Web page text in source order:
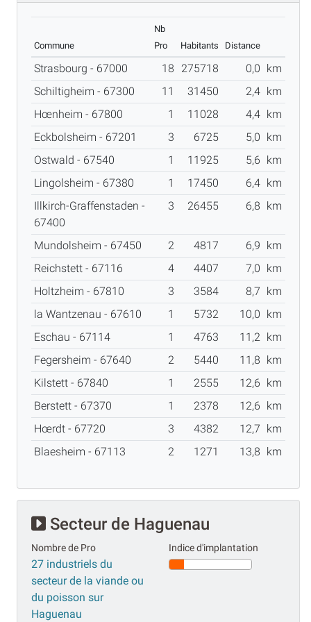
Commune
Nb
Pro
Habitants Distance
Strasbourg - 67000 18 275718 0,0 km
Schiltigheim - 67300
11 31450 2,4 km
Hœnheim - 67800
1 11028 4,4 km
Eckbolsheim - 67201
3 6725 5,0 km
Ostwald - 67540
1 11925 5,6 km
Lingolsheim - 67380
1 17450 6,4 km
Illkirch-Graffenstaden -
67400
3 26455 6,8 km
Mundolsheim - 67450 2 4817 6,9 km
Reichstett - 67116
4 4407 7,0 km
Holtzheim - 67810
3 3584 8,7 km
la Wantzenau - 67610
1 5732 10,0 km
Eschau - 67114
1 4763 11,2 km
Fegersheim - 67640
2 5440 11,8 km
Kilstett - 67840
1 2555 12,6 km
Berstett - 67370
1 2378 12,6 km
Hœrdt - 67720
3 4382 12,7 km
Blaesheim - 67113
2 1271 13,8 km
Secteur de Haguenau
Nombre de Pro
27 industriels du
secteur de la viande ou
du poisson sur
Haguenau
Indice d'implantation